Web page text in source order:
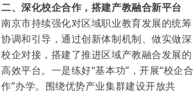
二、深化校企合作，搭建产教融合新平台
南京市持续强化对区域职业教育发展的统筹
协调和引导，通过创新体制机制、做实做深
校企对接，搭建了推进区域产教融合发展的
高效平台。一是练好“基本功”，开展“校企合
作”办学。围绕优势产业集群建设开放共